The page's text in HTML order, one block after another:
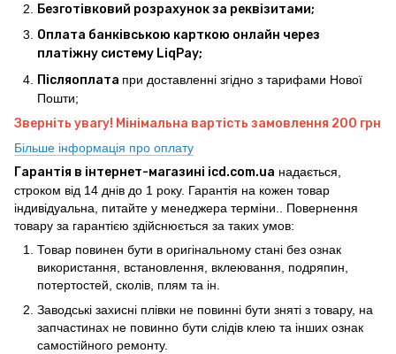
Безготівковий розрахунок за реквізитами;
Оплата банківською карткою онлайн через
платіжну систему LiqPay;
Післяоплата при доставленні згідно з тарифами Нової
Пошти;
Зверніть увагу! Мінімальна вартість замовлення 200 грн
Більше інформація про оплату
Гарантія в інтернет-магазині icd.com.ua надається,
строком від 14 днів до 1 року. Гарантія на кожен товар
індивідуальна, питайте у менеджера терміни.. Повернення
товару за гарантією здійснюється за таких умов:
Товар повинен бути в оригінальному стані без ознак
використання, встановлення, вклеювання, подряпин,
потертостей, сколів, плям та ін.
Заводські захисні плівки не повинні бути зняті з товару, на
запчастинах не повинно бути слідів клею та інших ознак
самостійного ремонту.